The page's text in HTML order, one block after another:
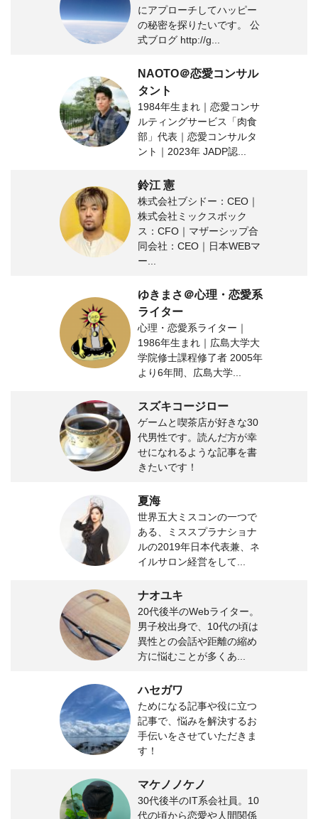
にアプローチしてハッピー
の秘密を探りたいです。 公
式ブログ http://g...
NAOTO＠恋愛コンサル
タント
1984年生まれ｜恋愛コンサ
ルティングサービス「肉食
部」代表｜恋愛コンサルタ
ント｜2023年 JADP認...
鈴江 憲
株式会社ブシドー：CEO｜
株式会社ミックスボック
ス：CFO｜マザーシップ合
同会社：CEO｜日本WEBマ
ー...
ゆきまさ＠心理・恋愛系
ライター
心理・恋愛系ライター｜
1986年生まれ｜広島大学大
学院修士課程修了者 2005年
より6年間、広島大学...
スズキコージロー
ゲームと喫茶店が好きな30
代男性です。読んだ方が幸
せになれるような記事を書
きたいです！
夏海
世界五大ミスコンの一つで
ある、ミススプラナショナ
ルの2019年日本代表兼、ネ
イルサロン経営をして...
ナオユキ
20代後半のWebライター。
男子校出身で、10代の頃は
異性との会話や距離の縮め
方に悩むことが多くあ...
ハセガワ
ためになる記事や役に立つ
記事で、悩みを解決するお
手伝いをさせていただきま
す！
マケノノケノ
30代後半のIT系会社員。10
代の頃から恋愛や人間関係